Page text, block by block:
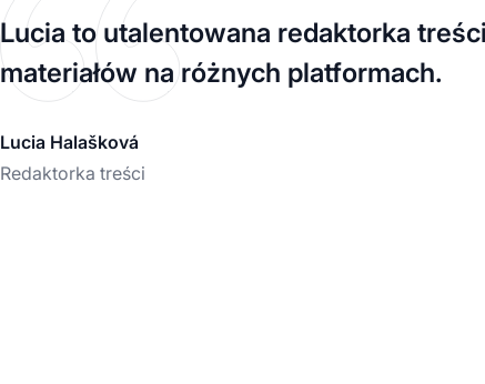
Lucia to utalentowana redaktorka
materiałów na różnych platformach.
Lucia Halašková
Redaktorka treści